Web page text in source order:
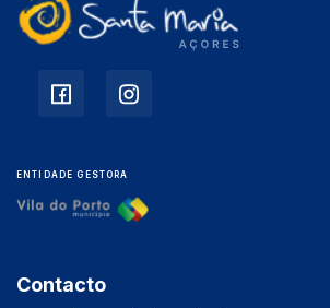
ENTIDADE GESTORA
Contacto